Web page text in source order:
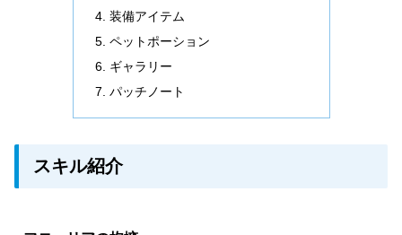
装備アイテム
ペットポーション
ギャラリー
パッチノート
スキル紹介